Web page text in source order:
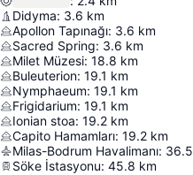
Didyma: 3.6 km
Apollon Tapınağı: 3.6 km
Sacred Spring: 3.6 km
Milet Müzesi: 18.8 km
Buleuterion: 19.1 km
Nymphaeum: 19.1 km
Frigidarium: 19.1 km
Ionian stoa: 19.2 km
Capito Hamamları: 19.2 km
Milas-Bodrum Havalimanı: 36.5
Söke İstasyonu: 45.8 km